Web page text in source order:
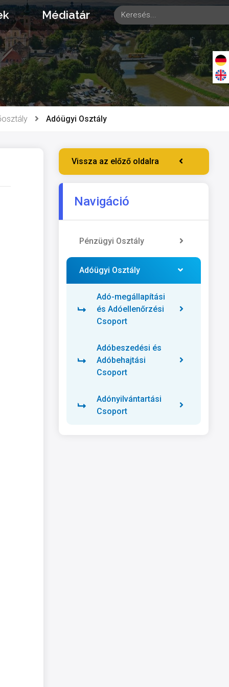
Médiatár
Adóügyi Osztály
Vissza az előző oldalra
Navigáció
Pénzügyi Osztály
Adóügyi Osztály
Adó-megállapítási
és Adóellenőrzési
Csoport
Adóbeszedési és
Adóbehajtási
Csoport
Adónyilvántartási
Csoport